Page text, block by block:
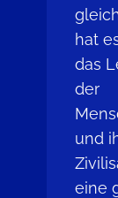
hat
das
der
und
eine